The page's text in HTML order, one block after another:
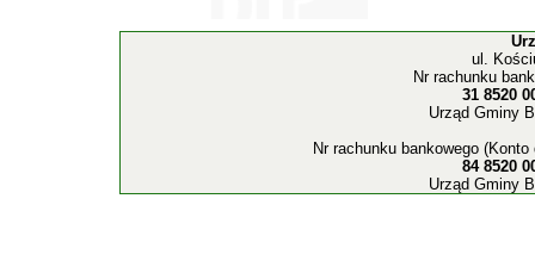
ul.
Nr rachunku
31 8520
Urząd Gminy
Nr rachunku bankowego
84 8520
Urząd Gminy